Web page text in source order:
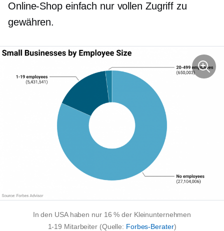
Online-Shop einfach nur vollen Zugriff zu
gewähren.
In den USA haben nur 16 % der Kleinunternehmen
1-19 Mitarbeiter (Quelle: Forbes-Berater)